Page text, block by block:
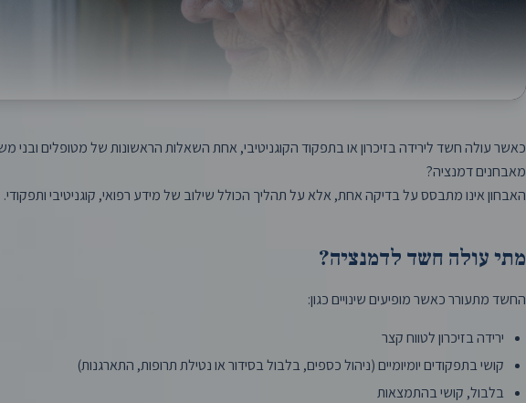
כאשר עולה חשד לירידה בזיכרון או בתפקוד הקוגניטיבי, אחת השאלות הראשונות של מטופלים ובני
מאבחנים דמנציה?
האבחון אינו מתבסס על בדיקה אחת, אלא על תהליך הכולל שילוב של מידע רפואי, קוגניטיבי ותפקודי.
מתי עולה חשד לדמנציה?
החשד מתעורר כאשר מופיעים שינויים כגון:
ירידה בזיכרון לטווח קצר
קושי בתפקודים יומיומיים (ניהול כספים, בלבול בסידור או נטילת תרופות, התארגנות)
בלבול, קושי בהתמצאות